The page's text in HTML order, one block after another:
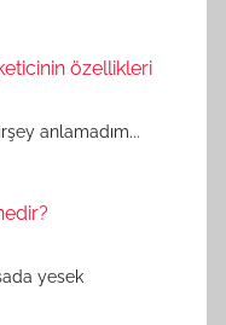
özellikleri
anlamadım...
yesek